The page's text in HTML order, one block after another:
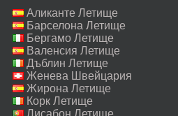
Аликанте Летище
Барселона Летище
Бергамо Летище
Валенсия Летище
Дъблин Летище
Женева Швейцария
Летище
Жирона Летище
Корк Летище
Лисабон Летище